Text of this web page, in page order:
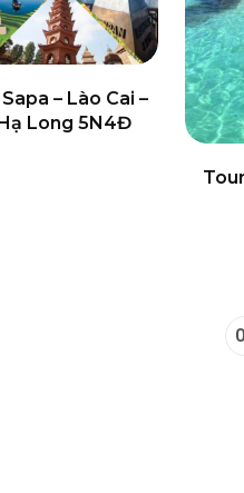
– Lào Cai –
Long 5N4Đ